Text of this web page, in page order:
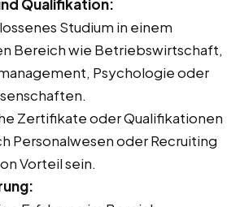
Qualifikation:
Studium in einem
Bereich wie Betriebswirtschaft,
Psychologie oder
Zertifikate oder Qualifikationen
Personalwesen oder Recruiting
Vorteil sein.